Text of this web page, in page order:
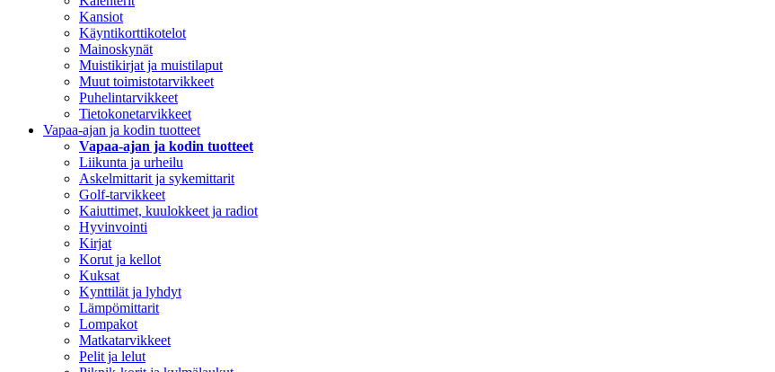
Kansiot
Käyntikorttikotelot
Mainoskynät
Muistikirjat ja muistilaput
Muut toimistotarvikkeet
Puhelintarvikkeet
Tietokonetarvikkeet
Vapaa-ajan ja kodin tuotteet
Vapaa-ajan ja kodin tuotteet
Liikunta ja urheilu
Askelmittarit ja sykemittarit
Golf-tarvikkeet
Kaiuttimet, kuulokkeet ja radiot
Hyvinvointi
Kirjat
Korut ja kellot
Kuksat
Kynttilät ja lyhdyt
Lämpömittarit
Lompakot
Matkatarvikkeet
Pelit ja lelut